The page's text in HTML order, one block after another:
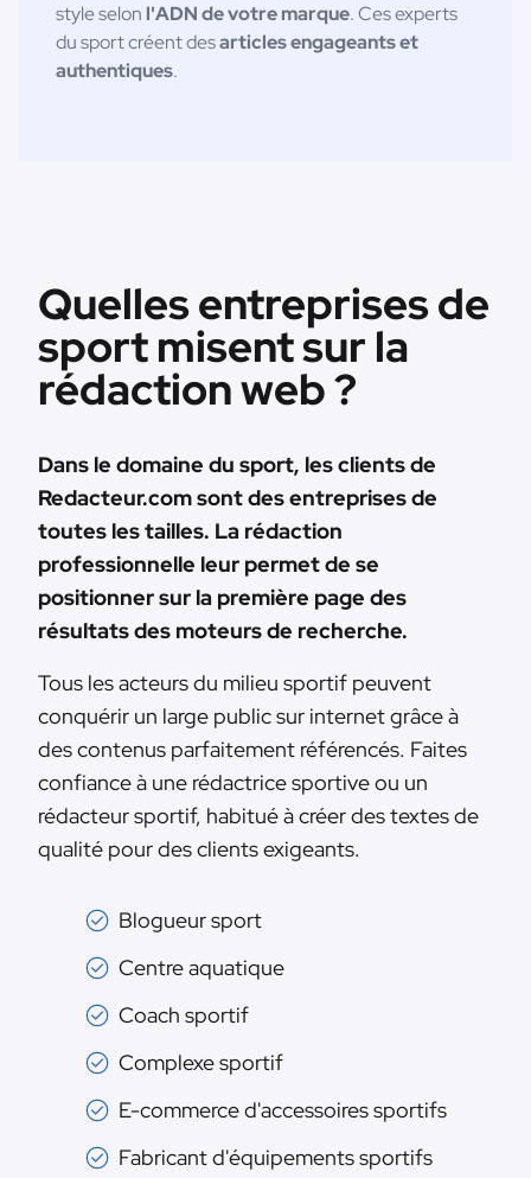
style selon l'ADN de votre marque. Ces experts
du sport créent desarticles engageants et
authentiques.
Quelles entreprises de
sport misent sur la
rédaction web ?
Dans le domaine du sport, les clients de
Redacteur.com sont des entreprises de
toutes les tailles. La rédaction
professionnelle leur permet de se
positionner sur la première page des
résultats des moteurs de recherche.
Tous les acteurs du milieu sportif peuvent
conquérir un large public sur internet grâce à
des contenus parfaitement référencés. Faites
confiance à une rédactrice sportive ou un
rédacteur sportif, habitué à créer des textes de
qualité pour des clients exigeants.
Blogueur sport
Centre aquatique
Coach sportif
Complexe sportif
E-commerce d'accessoires sportifs
Fabricant d'équipements sportifs